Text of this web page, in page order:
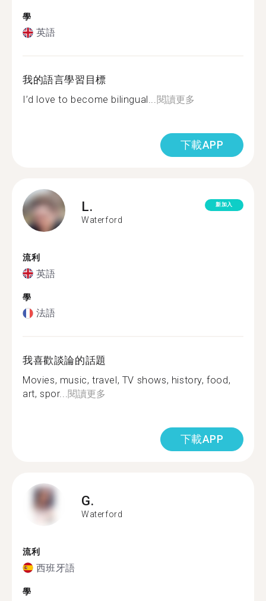
學
英語
我的語言學習目標
I’d love to become bilingual...閱讀更多
下載APP
L.
Waterford
新加入
流利
英語
學
法語
我喜歡談論的話題
Movies, music, travel, TV shows, history, food,
art, spor...閱讀更多
下載APP
G.
Waterford
流利
西班牙語
學